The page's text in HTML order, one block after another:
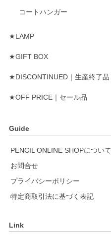
コートハンガー
★LAMP
★GIFT BOX
★DISCONTINUED｜生産終了品
★OFF PRICE｜セール品
Guide
PENCIL ONLINE SHOPについて
お問合せ
プライバシーポリシー
特定商取引法に基づく表記
Link